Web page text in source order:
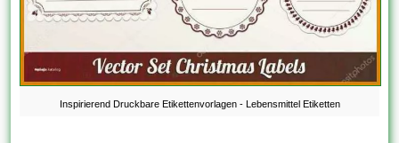
Inspirierend Druckbare Etikettenvorlagen - Lebensmittel Etiketten